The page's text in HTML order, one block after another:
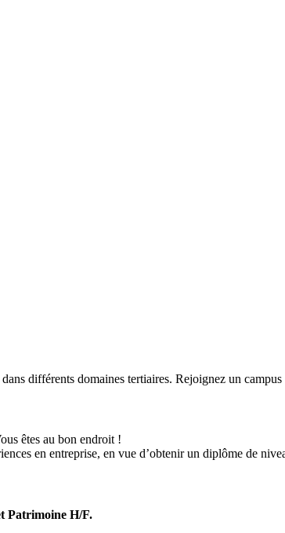
différents domaines tertiaires. Rejoignez un
êtes au bon endroit !
en entreprise, en vue d’obtenir un diplôme de
Patrimoine H/F.